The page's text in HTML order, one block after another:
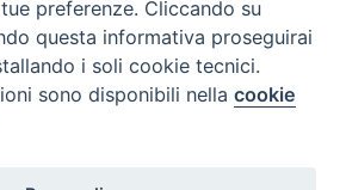
Piazza Mario Dottori, 14
02047 Poggio Mirteto (Rieti)
preferenze. Cliccando su
questa informativa proseguirai
i soli cookie tecnici.
sono disponibili nellacookie